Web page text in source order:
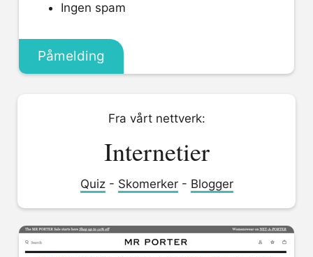
Ingen spam
Påmelding
Fra vårt nettverk:
Internetier
Quiz- Skomerker- Blogger